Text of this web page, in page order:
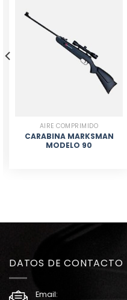
AIRE COMPRIMIDO
CARABINA MARKSMAN
MODELO 90
DATOS DE CONTACTO
Email: